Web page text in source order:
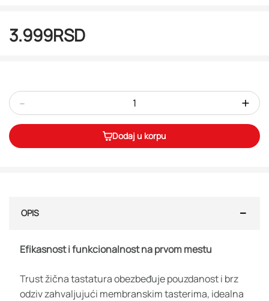
3.999RSD
- +
Dodaj u korpu
OPIS
Efikasnost i funkcionalnost na prvom mestu
Trust žična tastatura obezbeđuje pouzdanost i brz
odziv zahvaljujući membranskim tasterima, idealna